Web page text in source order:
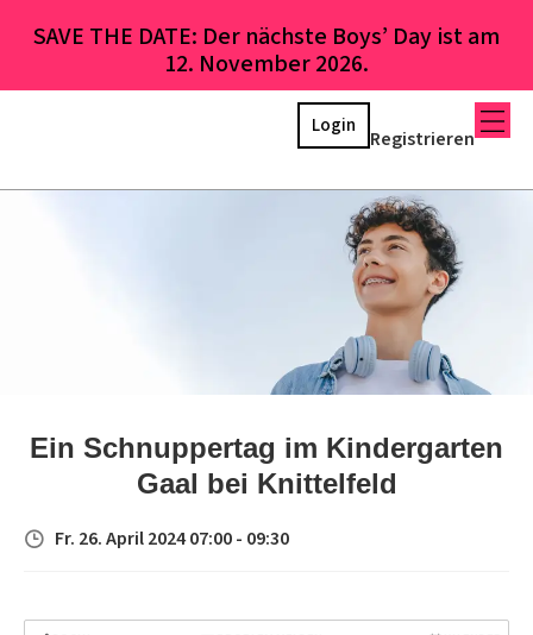
SAVE THE DATE: Der nächste Boys’ Day ist am
12. November 2026.
Registrieren
Login
Ein Schnuppertag im Kindergarten
Gaal bei Knittelfeld
Fr. 26. April 2024 07:00 - 09:30